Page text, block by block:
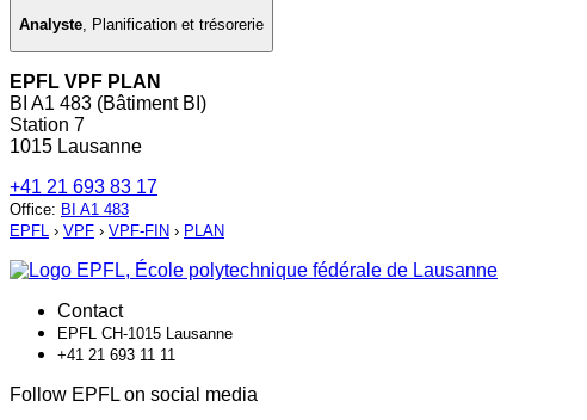
Analyste, Planification et trésorerie
EPFL VPF PLAN
BI A1 483 (Bâtiment BI)
Station 7
1015 Lausanne
+41 21 693 83 17
Office: BI A1 483
EPFL › VPF › VPF-FIN › PLAN
Contact
EPFL CH-1015 Lausanne
+41 21 693 11 11
Follow EPFL on social media